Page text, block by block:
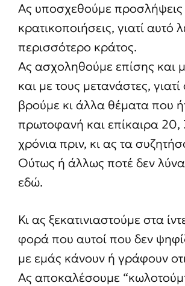
Ας υποσχεθούμε προσλήψεις
κρατικοποιήσεις, γιατί αυτό
περισσότερο κράτος.
Ας ασχοληθούμε επίσης και
και με τους μετανάστες, γιατί
βρούμε κι άλλα θέματα που
πρωτοφανή και επίκαιρα
χρόνια πριν, κι ας τα
Ούτως ή άλλως ποτέ δεν
εδώ.
Κι ας ξεκατινιαστούμε στα
φορά που αυτοί που δεν
με εμάς κάνουν ή γράφουν
Ας αποκαλέσουμε